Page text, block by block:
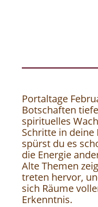
Portaltage
Botschaften
spirituelles
Schritte in deine
spürst du es
die Energie
Alte Themen
treten hervor,
sich Räume
Erkenntnis.